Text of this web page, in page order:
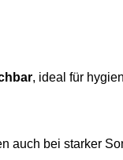
, ideal für
auch bei starker